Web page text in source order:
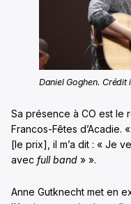
Daniel Goghen.
Sa présence à CO est le
Francos-Fêtes d’Acadie.
[le prix], il m’a dit : « Je
avec full band » ».
Anne Gutknecht met en